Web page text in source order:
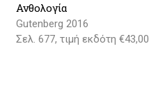
Ανθολογία
Gutenberg 2016
Σελ. 677, τιμή εκδότη €43,00